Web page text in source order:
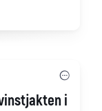
Kontrollen
ska
i